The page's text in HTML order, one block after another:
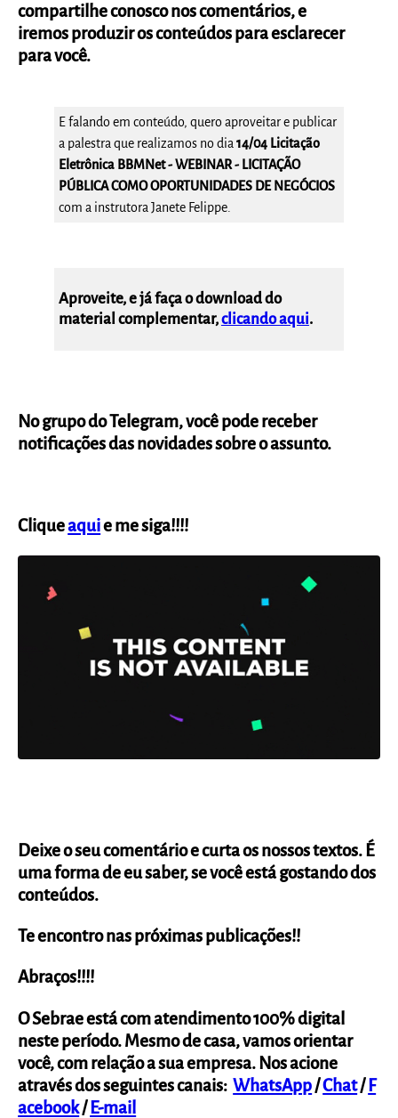
compartilhe conosco nos comentários, e
iremos produzir os conteúdos para esclarecer
para você.
E falando em conteúdo, quero aproveitar e publicar
a palestra que realizamos no dia 14/04 Licitação
Eletrônica BBMNet - WEBINAR - LICITAÇÃO
PÚBLICA COMO OPORTUNIDADES DE NEGÓCIOS
com a instrutora Janete Felippe.
Aproveite, e já faça o download do
material complementar,clicando aqui.
No grupo do Telegram, você pode receber
notificações das novidades sobre o assunto.
Cliqueaquie me siga!!!!
Deixeo seu comentárioecurta os nossos textos.É
uma forma de eu saber, se você está gostando dos
conteúdos.
Te encontro nas próximas publicações!!
Abraços!!!!
O Sebrae está com atendimento 100% digital
neste período. Mesmo de casa, vamos orientar
você, com relação a sua empresa. Nos acione
através dos seguintes canais:WhatsApp/Chat/F
acebook/E-mail